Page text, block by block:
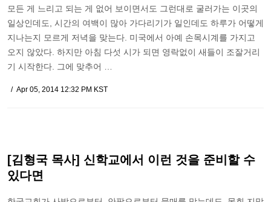
모든 게 느리고 되는 게 없어 보이면서도 그런대로 굴러가는 이곳의
일상인데도, 시간의 여백이 많아 가다리기가 일인데도 하루가 어떻게
지나는지 모르게 저녁을 맞는다. 미국에서 아예 손목시계를 가지고
오지 않았다. 하지만 아침 다섯 시가 되면 영락없이 새들이 조잘거리
기 시작한다. 그에 맞추어 …
Apr 05, 2014 12:32 PM KST
[김형국 목사] 신학교에서 이런 것을 준비할 수
있다면